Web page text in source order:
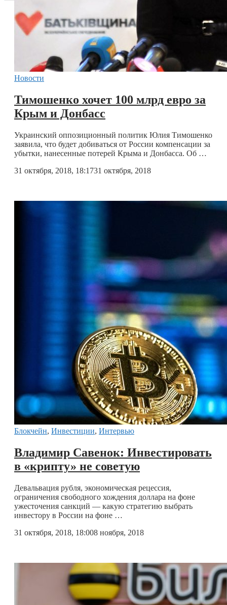
Новости
Тимошенко хочет 100 млрд евро за
Крым и Донбасс
Украинский оппозиционный политик Юлия Тимошенко
заявила, что будет добиваться от России компенсации за
убытки, нанесенные потерей Крыма и Донбасса. Об …
31 октября, 2018, 18:1731 октября, 2018
Блокчейн, Инвестиции, Интервью
Владимир Савенок: Инвестировать
в «крипту» не советую
Девальвация рубля, экономическая рецессия,
ограничения свободного хождения доллара на фоне
ужесточения санкций — какую стратегию выбрать
инвестору в России на фоне …
31 октября, 2018, 18:008 ноября, 2018